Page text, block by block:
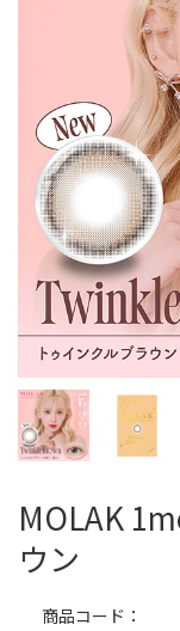
MOLAK
ウン
商品コード